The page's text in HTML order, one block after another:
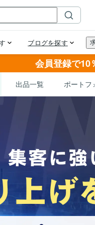
会員登録で10
出品一覧 ポートフ